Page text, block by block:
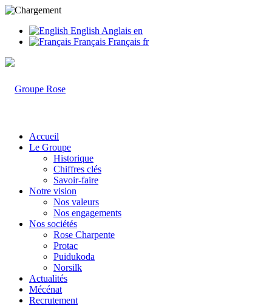
English Anglais en
Français Français fr
Accueil
Le Groupe
Historique
Chiffres clés
Savoir-faire
Notre vision
Nos valeurs
Nos engagements
Nos sociétés
Rose Charpente
Protac
Puidukoda
Norsilk
Actualités
Mécénat
Recrutement